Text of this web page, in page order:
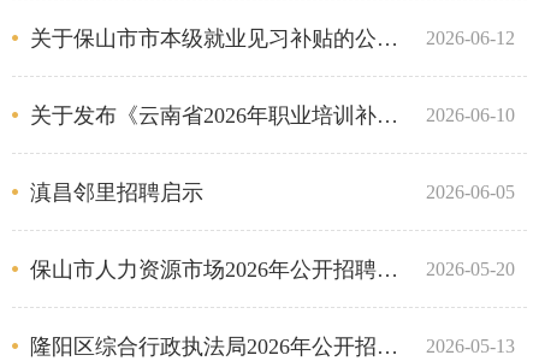
关于保山市市本级就业见习补贴的公示（2026年第一批） 2026-06-12
关于发布《云南省2026年职业培训补贴标准目录》的通知 2026-06-10
滇昌邻里招聘启示 2026-06-05
保山市人力资源市场2026年公开招聘城镇公益性岗位人员公告 2026-05-20
隆阳区综合行政执法局2026年公开招聘编外聘用人员公告 2026-05-13